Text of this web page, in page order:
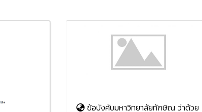
ข้อบังคับมหาวิทยาลัยทักษิณ ว่าด้วย